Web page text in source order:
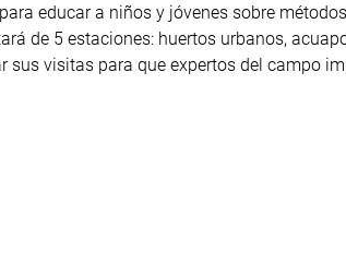
educar a niños y jóvenes sobre
de 5 estaciones: huertos urbanos,
sus visitas para que expertos del campo